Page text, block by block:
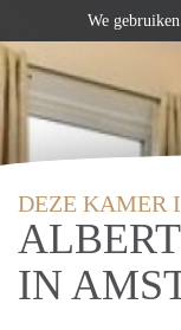
DEZE KAMER
IN
We gebruiken